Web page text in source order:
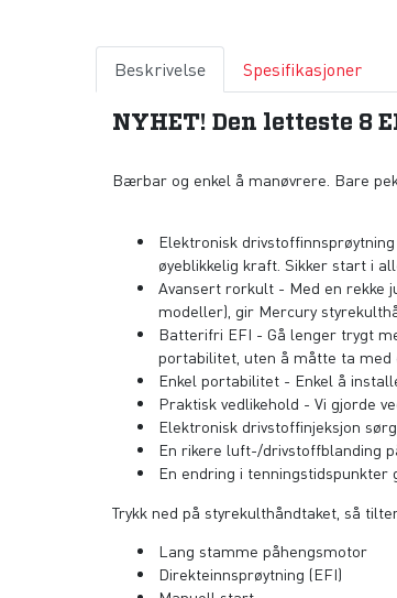
Beskrivelse Spesifikasjoner
NYHET! Den letteste 8
Bærbar og enkel å manøvrere. Bare
Elektronisk
øyeblikkelig kraft. Sikker start i
Avansert rorkult - Med en rekke
modeller), gir Mercury
Batterifri EFI - Gå lenger trygt
portabilitet, uten å måtte ta med
Enkel portabilitet - Enkel å
Praktisk vedlikehold - Vi gjorde
Elektronisk drivstoffinjeksjon
En rikere luft-/drivstoffblanding
En endring i
Trykk ned på styrekulthåndtaket, så
Lang stamme påhengsmotor
Direkteinnsprøytning (EFI)